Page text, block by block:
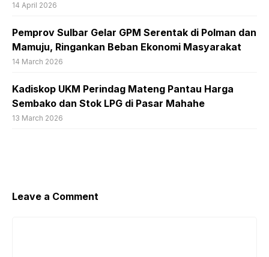
14 April 2026
Pemprov Sulbar Gelar GPM Serentak di Polman dan
Mamuju, Ringankan Beban Ekonomi Masyarakat
14 March 2026
Kadiskop UKM Perindag Mateng Pantau Harga
Sembako dan Stok LPG di Pasar Mahahe
13 March 2026
Leave a Comment